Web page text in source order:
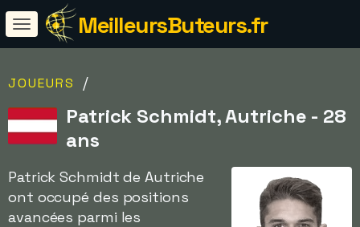
MeilleursButeurs.fr
JOUEURS /
Patrick Schmidt, Autriche - 28
ans
Patrick Schmidt de Autriche
ont occupé des positions
avancées parmi les